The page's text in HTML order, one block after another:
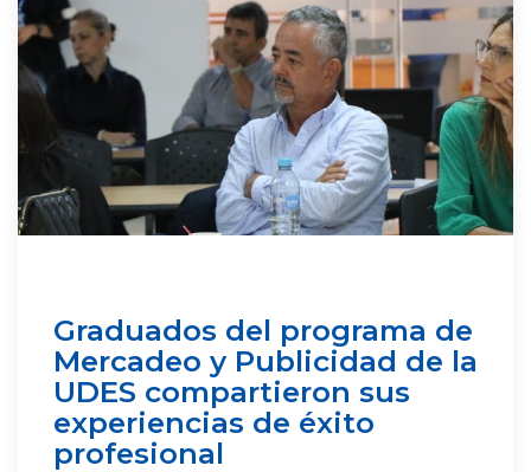
Graduados del programa de
Mercadeo y Publicidad de la
UDES compartieron sus
experiencias de éxito
profesional